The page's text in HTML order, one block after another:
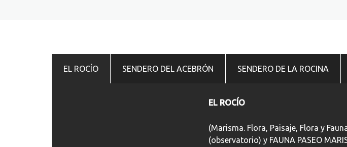
EL ROCÍO SENDERO DEL ACEBRÓN SENDERO DE LA ROCINA
EL ROCÍO
(Marisma. Flora, Paisaje, Flora y
(observatorio) y FAUNA PASEO